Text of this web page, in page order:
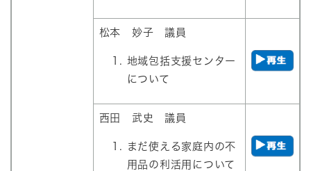
松本 妙子 議員
​地域包括支援センター
について
西田 武史 議員
​まだ使える家庭内の不
用品の利活用について